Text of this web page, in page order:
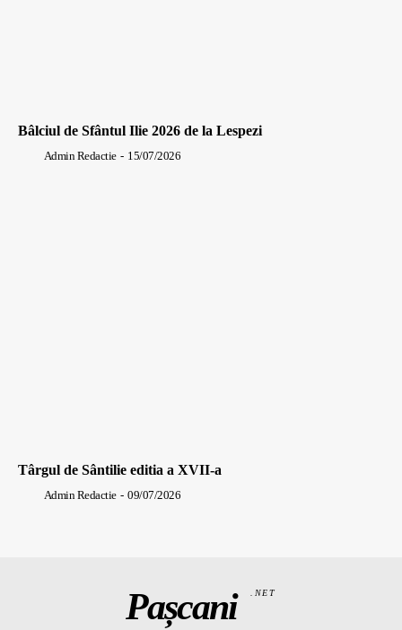
Bâlciul de Sfântul Ilie 2026 de la Lespezi
Admin Redactie - 15/07/2026
Târgul de Sântilie editia a XVII-a
Admin Redactie - 09/07/2026
Pașcani .NET